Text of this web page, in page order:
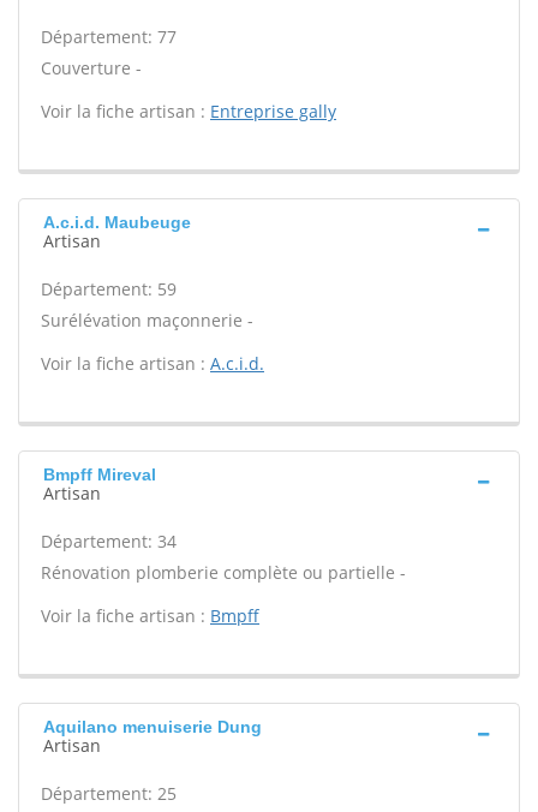
Département: 77
Couverture -
Voir la fiche artisan : Entreprise gally
A.c.i.d. Maubeuge
Artisan
Département: 59
Surélévation maçonnerie -
Voir la fiche artisan : A.c.i.d.
Bmpff Mireval
Artisan
Département: 34
Rénovation plomberie complète ou partielle -
Voir la fiche artisan : Bmpff
Aquilano menuiserie Dung
Artisan
Département: 25